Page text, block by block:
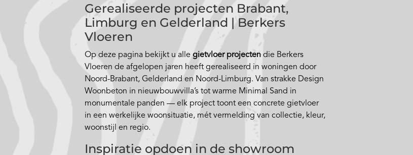
Gerealiseerde projecten Brabant,
Limburg en Gelderland | Berkers
Vloeren
Op deze pagina bekijkt u allegietvloer projecten die Berkers
Vloeren de afgelopen jaren heeft gerealiseerd in woningen door
Noord-Brabant, Gelderland en Noord-Limburg. Van strakke Design
Woonbeton in nieuwbouwvilla’s tot warme Minimal Sand in
monumentale panden — elk project toont een concrete gietvloer
in een werkelijke woonsituatie, mét vermelding van collectie, kleur,
woonstijl en regio.
Inspiratie opdoen in de showroom